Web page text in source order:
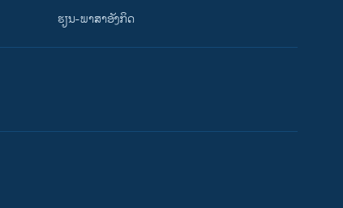
ຮຽນ-ພາສາອັງກິດ